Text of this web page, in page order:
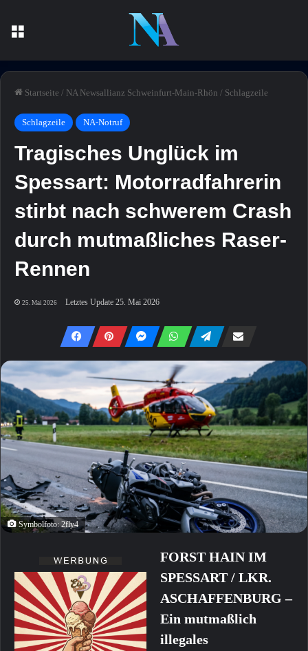
Startseite / NA Newsallianz Schweinfurt-Main-Rhön / Schlagzeile
Schlagzeile NA-Notruf
Tragisches Unglück im
Spessart: Motorradfahrerin
stirbt nach schwerem Crash
durch mutmaßliches Raser-
Rennen
25. Mai 2026 Letztes Update 25. Mai 2026
Symbolfoto: 2fly4
FORST HAIN IM
SPESSART / LKR.
ASCHAFFENBURG –
Ein mutmaßlich
illegales